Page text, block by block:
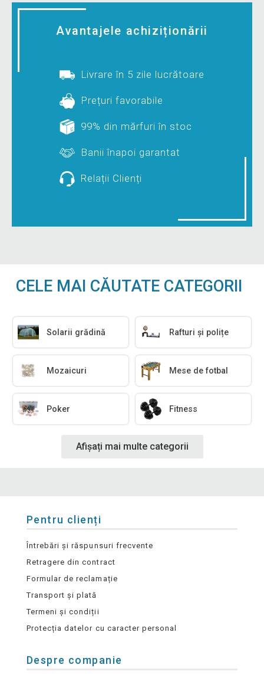
Avantajele achiziționării
Livrare în 5 zile lucrătoare
Prețuri favorabile
99% din mărfuri în stoc
Banii înapoi garantat
Relații Clienți
CELE MAI CĂUTATE CATEGORII
Solarii grădină Rafturi și polițe
Mozaicuri Mese de fotbal
Poker Fitness
Afișați mai multe categorii
Pentru clienți
Întrebări și răspunsuri frecvente
Retragere din contract
Formular de reclamație
Transport și plată
Termeni și condiții
Protecția datelor cu caracter personal
Despre companie